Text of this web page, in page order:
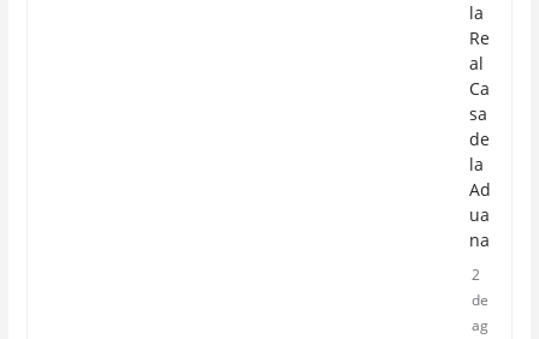
la
Re
al
Ca
sa
de
la
Ad
ua
na
2
de
ag